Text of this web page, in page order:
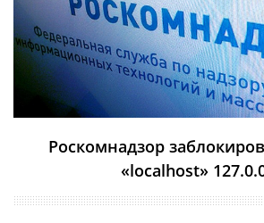
Роскомнадзор
«localhost»